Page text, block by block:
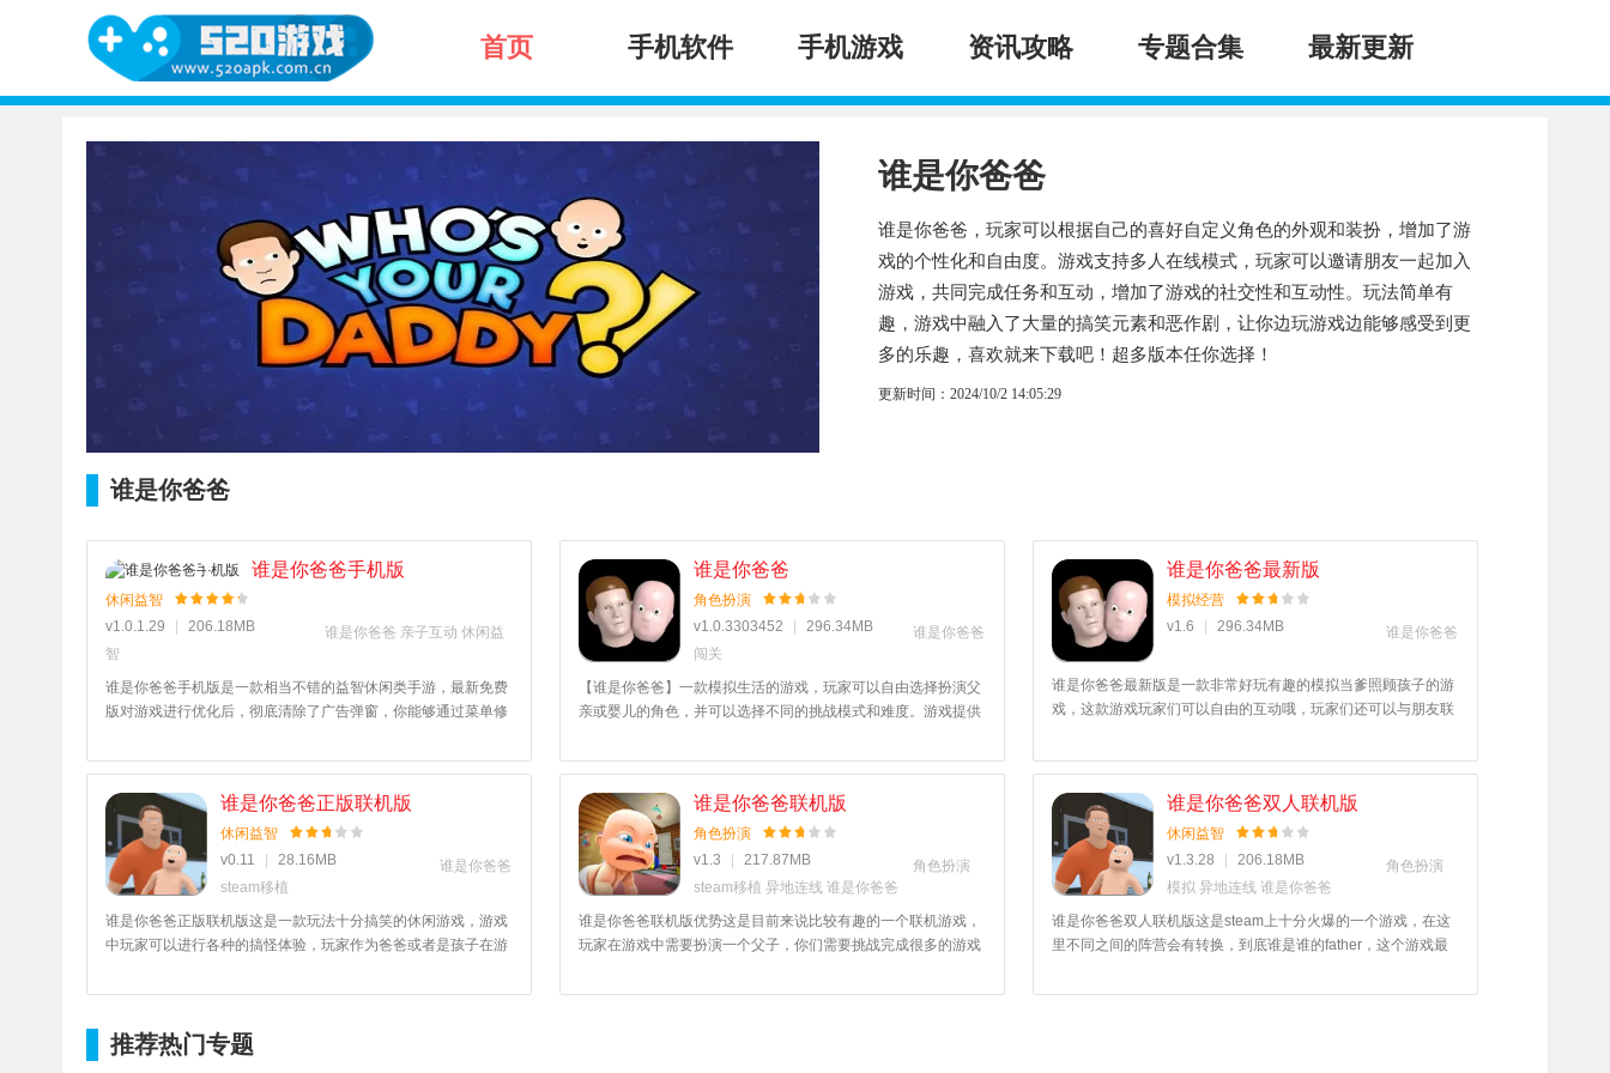
首页 手机软件 手机游戏 资讯攻略 专题合集 最新更新
谁是你爸爸
谁是你爸爸，玩家可以根据自己的喜好自定义角色的外观和装扮，增加了游
戏的个性化和自由度。游戏支持多人在线模式，玩家可以邀请朋友一起加入
游戏，共同完成任务和互动，增加了游戏的社交性和互动性。玩法简单有
趣，游戏中融入了大量的搞笑元素和恶作剧，让你边玩游戏边能够感受到更
多的乐趣，喜欢就来下载吧！超多版本任你选择！
更新时间：2024/10/2 14:05:29
谁是你爸爸
谁是你爸爸手机版
休闲益智
v1.0.1.29
206.18MB 谁是你爸爸 亲子互动 休闲益
智
谁是你爸爸手机版是一款相当不错的益智休闲类手游，最新免费
版对游戏进行优化后，彻底清除了广告弹窗，你能够通过菜单修
吧！
谁是你爸爸
角色扮演
v1.0.3303452
296.34MB
谁是你爸爸
闯关
【谁是你爸爸】一款模拟生活的游戏，玩家可以自由选择扮演父
亲或婴儿的角色，并可以选择不同的挑战模式和难度。游戏提供
卡进行挑战，游戏采用1V1多人在线对战模式，操作起来真的是
谁是你爸爸最新版
模拟经营
v1.6
296.34MB 谁是你爸爸
谁是你爸爸最新版是一款非常好玩有趣的模拟当爹照顾孩子的游
戏，这款游戏玩家们可以自由的互动哦，玩家们还可以与朋友联
款游戏的玩家快来520游戏网下载吧！
谁是你爸爸正版联机版
休闲益智
v0.11
28.16MB
谁是你爸爸
steam移植
谁是你爸爸正版联机版这是一款玩法十分搞笑的休闲游戏，游戏
中玩家可以进行各种的搞怪体验，玩家作为爸爸或者是孩子在游
分有趣，感兴趣的小伙伴们快来本站下载试试吧。
谁是你爸爸联机版
角色扮演
v1.3
217.87MB
角色扮演
steam移植 异地连线 谁是你爸爸
谁是你爸爸联机版优势这是目前来说比较有趣的一个联机游戏，
玩家在游戏中需要扮演一个父子，你们需要挑战完成很多的游戏
的话，就要不停的制造麻烦，当然不会有人来怪罪你，乐趣十
谁是你爸爸双人联机版
休闲益智
v1.3.28
206.18MB
角色扮演
模拟 异地连线 谁是你爸爸
谁是你爸爸双人联机版这是steam上十分火爆的一个游戏，在这
里不同之间的阵营会有转换，到底谁是谁的father，这个游戏最
体验，喜欢的话就来520游戏网看看吧！
推荐热门专题